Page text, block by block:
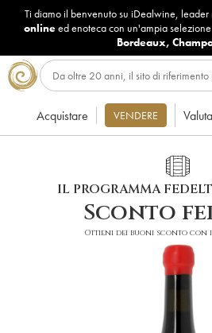
Ti diamo il benvenuto su iDealwine,
onlineed enoteca con un'ampia
Bordeaux,
Acquistare VENDERE
IL PROGRAMMA
Sconto
Ottieni dei buoni sconto con